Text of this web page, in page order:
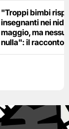
"Troppi bimbi
insegnanti nei
maggio, ma
nulla": il racconto